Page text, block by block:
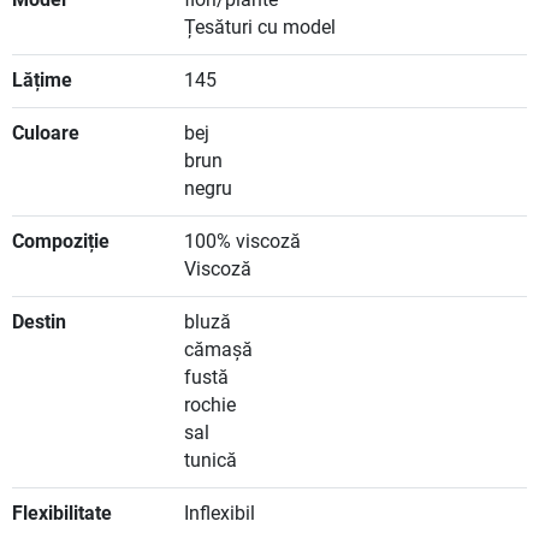
Țesături cu model
Lățime 145
Culoare
bej
brun
negru
Compoziție
100% viscoză
Viscoză
Destin
bluză
cămașă
fustă
rochie
sal
tunică
Flexibilitate Inflexibil